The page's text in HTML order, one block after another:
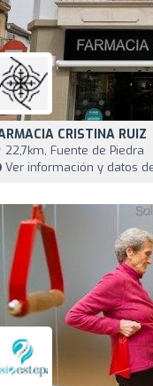
CRISTINA RUIZ
22,7km, Fuente de Piedra
Ver información y datos